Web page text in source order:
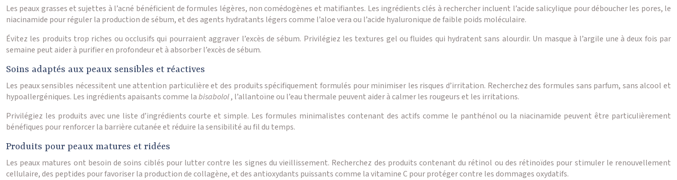
Les peaux grasses et sujettes à l’acné bénéficient de formules légères, non comédogènes et matifiantes. Les ingrédients clés à rechercher incluent l’acide salicylique pour déboucher les pores, le
niacinamide pour réguler la production de sébum, et des agents hydratants légers comme l’aloe vera ou l’acide hyaluronique de faible poids moléculaire.
Évitez les produits trop riches ou occlusifs qui pourraient aggraver l’excès de sébum. Privilégiez les textures gel ou fluides qui hydratent sans alourdir. Un masque à l’argile une à deux fois par
semaine peut aider à purifier en profondeur et à absorber l’excès de sébum.
Soins adaptés aux peaux sensibles et réactives
Les peaux sensibles nécessitent une attention particulière et des produits spécifiquement formulés pour minimiser les risques d’irritation. Recherchez des formules sans parfum, sans alcool et
hypoallergéniques. Les ingrédients apaisants comme labisabolol, l’allantoïne ou l’eau thermale peuvent aider à calmer les rougeurs et les irritations.
Privilégiez les produits avec une liste d’ingrédients courte et simple. Les formules minimalistes contenant des actifs comme le panthénol ou la niacinamide peuvent être particulièrement
bénéfiques pour renforcer la barrière cutanée et réduire la sensibilité au fil du temps.
Produits pour peaux matures et ridées
Les peaux matures ont besoin de soins ciblés pour lutter contre les signes du vieillissement. Recherchez des produits contenant du rétinol ou des rétinoïdes pour stimuler le renouvellement
cellulaire, des peptides pour favoriser la production de collagène, et des antioxydants puissants comme la vitamine C pour protéger contre les dommages oxydatifs.